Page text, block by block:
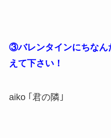
③バレンタインにちなん
えて下さい！
aiko ｢君の隣｣